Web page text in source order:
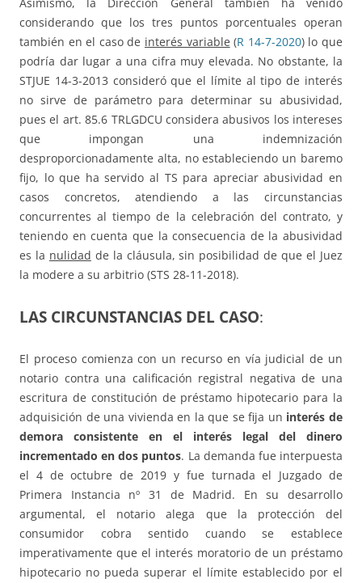
considerando que los tres puntos porcentuales operan
también en el caso de interés variable (R 14-7-2020) lo que
podría dar lugar a una cifra muy elevada. No obstante, la
STJUE 14-3-2013 consideró que el límite al tipo de interés
no sirve de parámetro para determinar su abusividad,
pues el art. 85.6 TRLGDCU considera abusivos los intereses
que impongan una indemnización
desproporcionadamente alta, no estableciendo un baremo
fijo, lo que ha servido al TS para apreciar abusividad en
casos concretos, atendiendo a las circunstancias
concurrentes al tiempo de la celebración del contrato, y
teniendo en cuenta que la consecuencia de la abusividad
es la nulidad de la cláusula, sin posibilidad de que el Juez
la modere a su arbitrio (STS 28-11-2018).
LAS CIRCUNSTANCIAS DEL CASO:
El proceso comienza con un recurso en vía judicial de un
notario contra una calificación registral negativa de una
escritura de constitución de préstamo hipotecario para la
adquisición de una vivienda en la que se fija un interés de
demora consistente en el interés legal del dinero
incrementado en dos puntos. La demanda fue interpuesta
el 4 de octubre de 2019 y fue turnada el Juzgado de
Primera Instancia nº 31 de Madrid. En su desarrollo
argumental, el notario alega que la protección del
consumidor cobra sentido cuando se establece
imperativamente que el interés moratorio de un préstamo
hipotecario no pueda superar el límite establecido por el